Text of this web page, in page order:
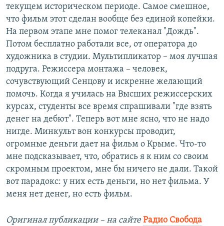
текущем историческом периоде. Самое смешное,
что фильм этот сделан вообще без единой копейки.
На первом этапе мне помог телеканал "Дождь".
Потом бесплатно работали все, от оператора до
художника в студии. Мультипликатор – моя лучшая
подруга. Режиссера монтажа – человек,
сочувствующий Сенцову и искренне желающий
помочь. Когда я училась на Высших режиссерских
курсах, студенты все время спрашивали "где взять
денег на дебют". Теперь вот мне ясно, что не надо
нигде. Минкульт вон конкурсы проводит,
огромные деньги дает на фильм о Крыме. Что-то
мне подсказывает, что, обратись я к ним со своим
скромным проектом, мне бы ничего не дали. Такой
вот парадокс: у них есть деньги, но нет фильма. У
меня нет денег, но есть фильм.
Оригинал публикации – на сайте Радио Свобода